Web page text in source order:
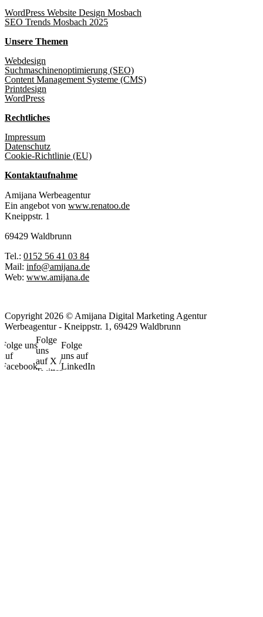
WordPress Website Design Mosbach
SEO Trends Mosbach 2025
Unsere Themen
Webdesign
Suchmaschinenoptimierung (SEO)
Content Management Systeme (CMS)
Printdesign
WordPress
Rechtliches
Impressum
Datenschutz
Cookie-Richtlinie (EU)
Kontaktaufnahme
Amijana Werbeagentur
Ein angebot von www.renatoo.de
Kneippstr. 1
69429 Waldbrunn
Tel.: 0152 56 41 03 84
Mail: info@amijana.de
Web: www.amijana.de
Copyright 2026 © Amijana Digital Marketing Agentur
Werbeagentur - Kneippstr. 1, 69429 Waldbrunn
Folge uns
auf
Facebook
Folge
uns
auf X /
Twitter
Folge
uns auf
LinkedIn